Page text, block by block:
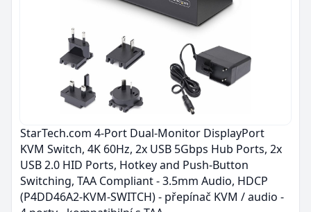
StarTech.com 4-Port Dual-Monitor DisplayPort
KVM Switch, 4K 60Hz, 2x USB 5Gbps Hub Ports, 2x
USB 2.0 HID Ports, Hotkey and Push-Button
Switching, TAA Compliant - 3.5mm Audio, HDCP
(P4DD46A2-KVM-SWITCH) - přepínač KVM / audio -